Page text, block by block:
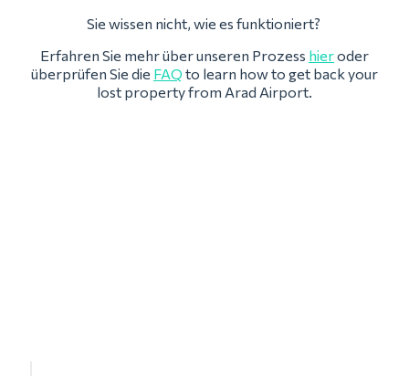
Sie wissen nicht, wie es funktioniert?
Erfahren Sie mehr über unseren Prozess hieroder
überprüfen Sie die FAQ to learn how to get back your
lost property from Arad Airport.